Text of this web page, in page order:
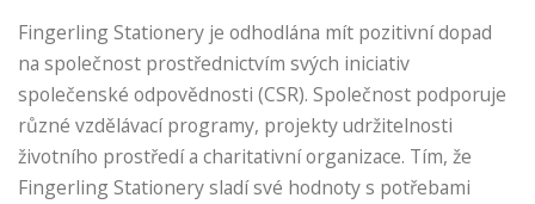
Fingerling Stationery je odhodlána mít pozitivní dopad
na společnost prostřednictvím svých iniciativ
společenské odpovědnosti (CSR). Společnost podporuje
různé vzdělávací programy, projekty udržitelnosti
životního prostředí a charitativní organizace. Tím, že
Fingerling Stationery sladí své hodnoty s potřebami